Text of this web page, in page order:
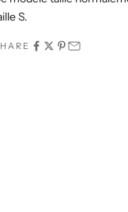
S.